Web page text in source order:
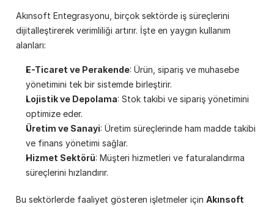
Akınsoft Entegrasyonu, birçok sektörde iş süreçlerini
dijitalleştirerek verimliliği artırır. İşte en yaygın kullanım
alanları:
E-Ticaret ve Perakende: Ürün, sipariş ve muhasebe
yönetimini tek bir sistemde birleştirir.
Lojistik ve Depolama: Stok takibi ve sipariş yönetimini
optimize eder.
Üretim ve Sanayi: Üretim süreçlerinde ham madde takibi
ve finans yönetimi sağlar.
Hizmet Sektörü: Müşteri hizmetleri ve faturalandırma
süreçlerini hızlandırır.
Bu sektörlerde faaliyet gösteren işletmeler için Akınsoft